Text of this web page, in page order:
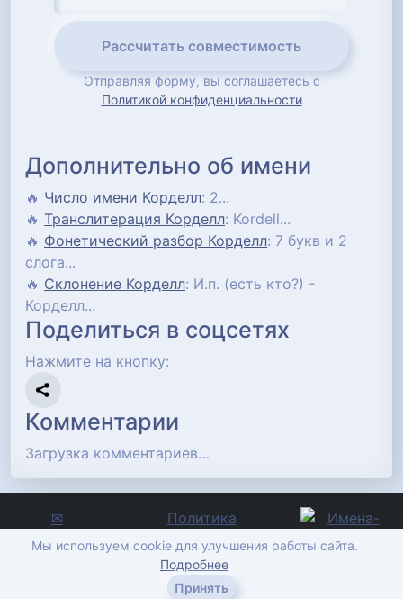
Рассчитать совместимость
Отправляя форму, вы соглашаетесь с
Политикой конфиденциальности
Дополнительно об имени
🔥 Число имени Корделл: 2...
🔥 Транслитерация Корделл: Kordell...
🔥 Фонетический разбор Корделл: 7 букв и 2
слога...
🔥 Склонение Корделл: И.п. (есть кто?) -
Корделл...
Поделиться в соцсетях
Нажмите на кнопку:
Комментарии
Загрузка комментариев…
✉
Отправить
Политика
конфиденциальности
imena-znachenie.ru, ©
2012-2026
Мы используем cookie для улучшения работы сайта.
Подробнее
Принять